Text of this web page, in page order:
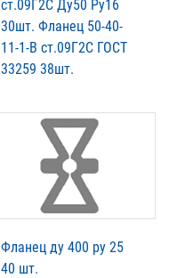
ст.09Г2С Ду50 Ру16
30шт. Фланец 50-40-
11-1-B ст.09Г2С ГОСТ
33259 38шт.
Фланец ду 400 ру 25
40 шт.